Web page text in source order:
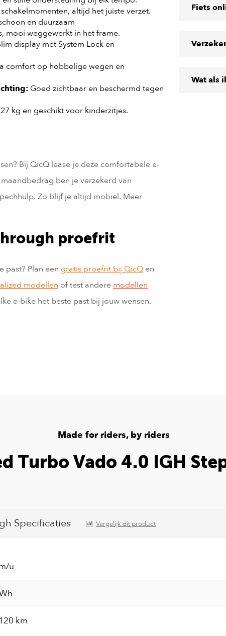
altijd het juiste verzet.
en duurzaam
mooi weggewerkt in het frame.
display met System Lock en
comfort op hobbelige wegen en
Goed zichtbaar en beschermd tegen
kg en geschikt voor kinderzitjes.
Bij QicQ lease je deze comfortabele e-
ben je verzekerd van
Zo blijf je altijd mobiel. Meer
proefrit
past? Plan een gratis proefrit bij QicQen
modellen of test andere modellen
e-bike het beste past bij jouw wensen.
Fiets
Wat als
Made for riders, by riders
Turbo Vado 4.0 IGH
Specificaties Vergelijk dit product
u
km